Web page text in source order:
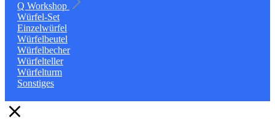
Q Workshop
Würfel-Set
Einzelwürfel
Würfelbeutel
Würfelbecher
Würfelteller
Würfelturm
Sonstiges